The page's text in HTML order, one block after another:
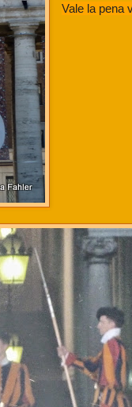
Vale la pena